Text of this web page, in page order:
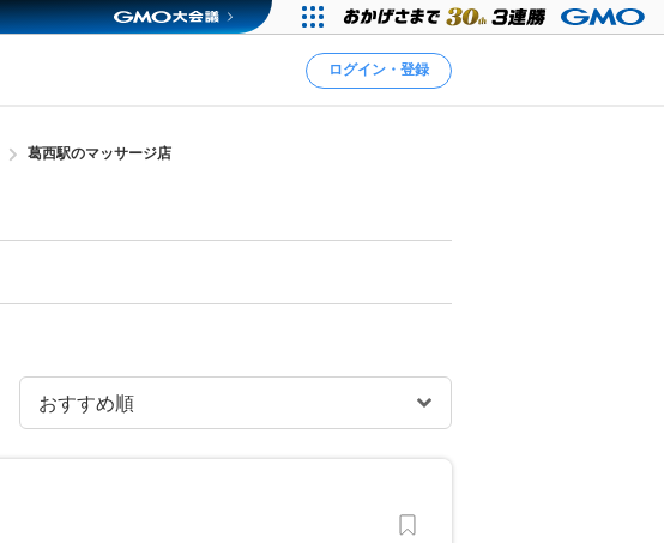
ログイン・登録
葛西駅のマッサージ店